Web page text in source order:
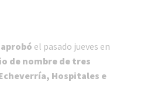
aprobó el pasado jueves en
de nombre de tres
Hospitales e